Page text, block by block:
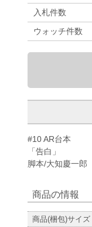
入札件数
ウォッチ件数
#10 AR台本
「告白」
脚本/大知慶一郎
商品の情報
商品(梱包)サイズ